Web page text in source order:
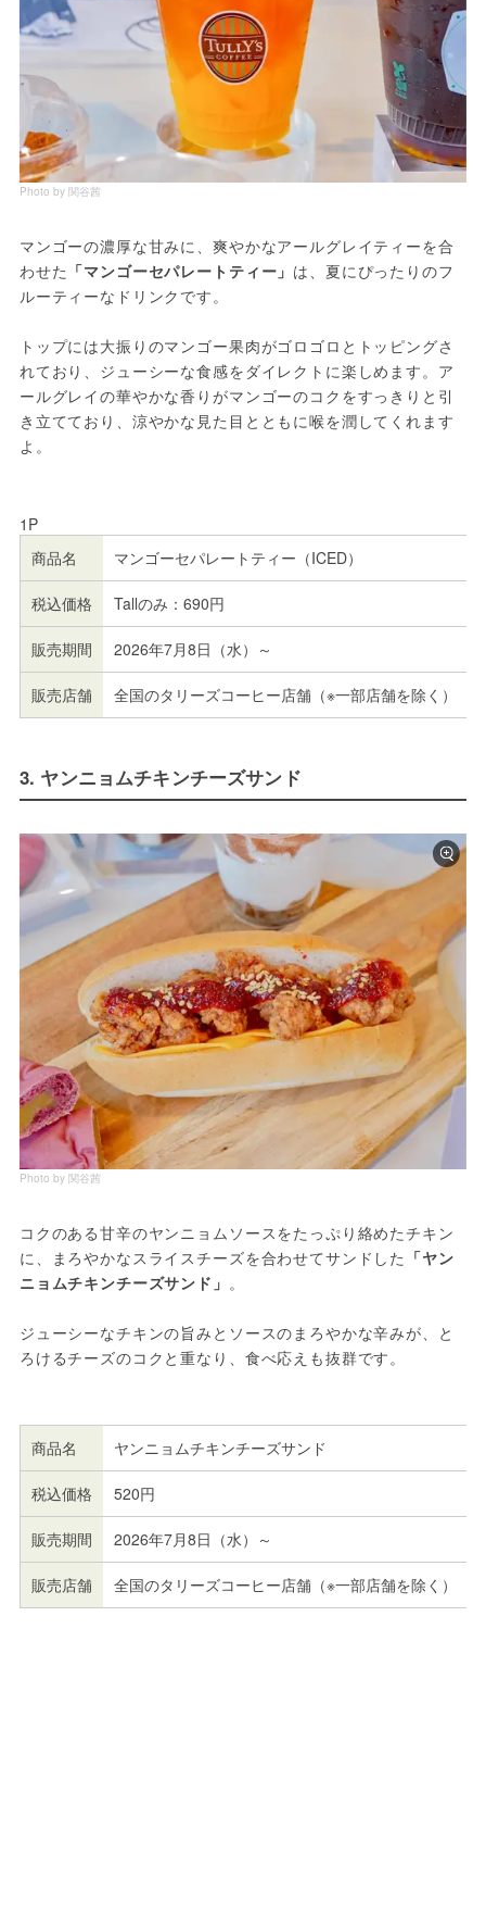
Photo by 関谷茜
マンゴーの濃厚な甘みに、爽やかなアールグレイティーを合
わせた 「マンゴーセパレートティー」 は、夏にぴったりのフ
ルーティーなドリンクです。
トップには大振りのマンゴー果肉がゴロゴロとトッピングさ
れており、ジューシーな食感をダイレクトに楽しめます。ア
ールグレイの華やかな香りがマンゴーのコクをすっきりと引
き立てており、涼やかな見た目とともに喉を潤してくれます
よ。
1P
商品名
マンゴーセパレートティー（ICED）
税込価格 Tallのみ：690円
販売期間 2026年7月8日（水）～
販売店舗 全国のタリーズコーヒー店舗（※一部店舗を除く）
3. ヤンニョムチキンチーズサンド
Photo by 関谷茜
コクのある甘辛のヤンニョムソースをたっぷり絡めたチキン
に、まろやかなスライスチーズを合わせてサンドした 「ヤン
ニョムチキンチーズサンド」 。
ジューシーなチキンの旨みとソースのまろやかな辛みが、と
ろけるチーズのコクと重なり、食べ応えも抜群です。
商品名 ヤンニョムチキンチーズサンド
税込価格 520円
販売期間 2026年7月8日（水）～
販売店舗 全国のタリーズコーヒー店舗（※一部店舗を除く）